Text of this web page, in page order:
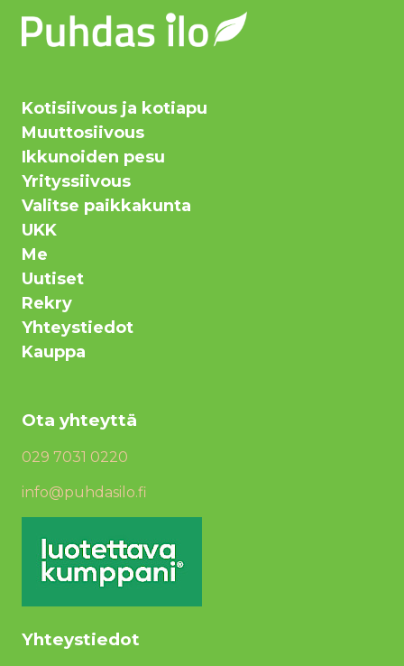
Kotisiivous ja kotiapu
Muuttosiivous
Ikkunoiden pesu
Yrityssiivous
Valitse paikkakunta
UKK
Me
Uutiset
Rekry
Yhteystiedot
Kauppa
Ota yhteyttä
029 7031 0220
info@puhdasilo.fi
Yhteystiedot